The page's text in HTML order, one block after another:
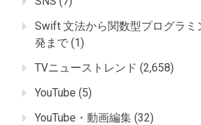
Swift 文法から関数型プログラミ
発まで (1)
TVニューストレンド (2,658)
YouTube (5)
YouTube・動画編集 (32)